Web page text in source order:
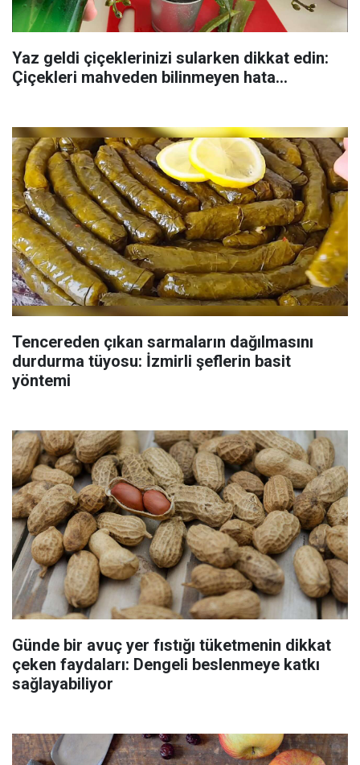
Yaz geldi çiçeklerinizi sularken dikkat edin:
Çiçekleri mahveden bilinmeyen hata...
Tencereden çıkan sarmaların dağılmasını
durdurma tüyosu: İzmirli şeflerin basit
yöntemi
Günde bir avuç yer fıstığı tüketmenin dikkat
çeken faydaları: Dengeli beslenmeye katkı
sağlayabiliyor